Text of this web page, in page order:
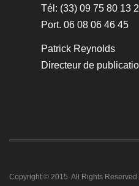
Tél: (33) 09 75 80 13
Port. 06 08 06 46 45
Patrick Reynolds
Directeur de
Copyright © 2015. All Rights Reserved.